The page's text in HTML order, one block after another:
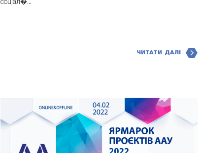
соціал�...
ЧИТАТИ ДАЛІ